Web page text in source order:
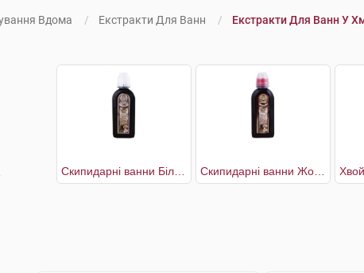
Вдома Екстракти Для Ванн Екстракти Для Ванн У